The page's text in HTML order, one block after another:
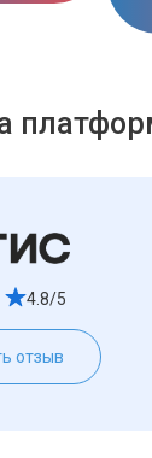
4.8/5
отзыв